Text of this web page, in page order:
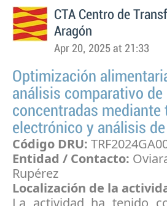
CTA Centro de
Aragón
Apr 20, 2025 at 21:33
Optimización
análisis comparativo
concentradas mediante
electrónico y análisis
Código DRU:
Entidad / Contacto:
Rupérez
Localización de la
La actividad ha tenido